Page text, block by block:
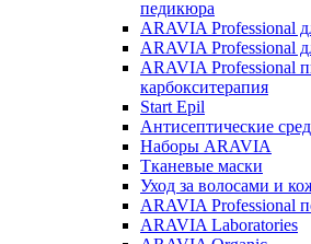
педикюра
ARAVIA Professional
ARAVIA Professional
ARAVIA Professional
карбокситерапия
Start Epil
Антисептические
Наборы ARAVIA
Тканевые маски
Уход за волосами и
ARAVIA Professional
ARAVIA Laboratories